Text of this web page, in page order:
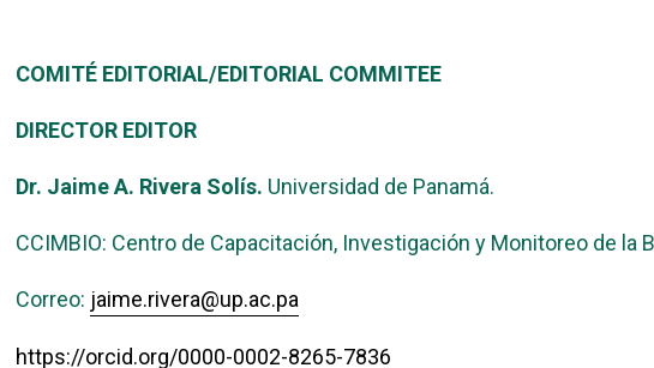
COMITÉ EDITORIAL/EDITORIAL COMMITEE
DIRECTOR EDITOR
Dr. Jaime A. Rivera Solís. Universidad de Panamá.
CCIMBIO: Centro de Capacitación, Investigación y Monitoreo de la
Correo: jaime.rivera@up.ac.pa
https://orcid.org/0000-0002-8265-7836